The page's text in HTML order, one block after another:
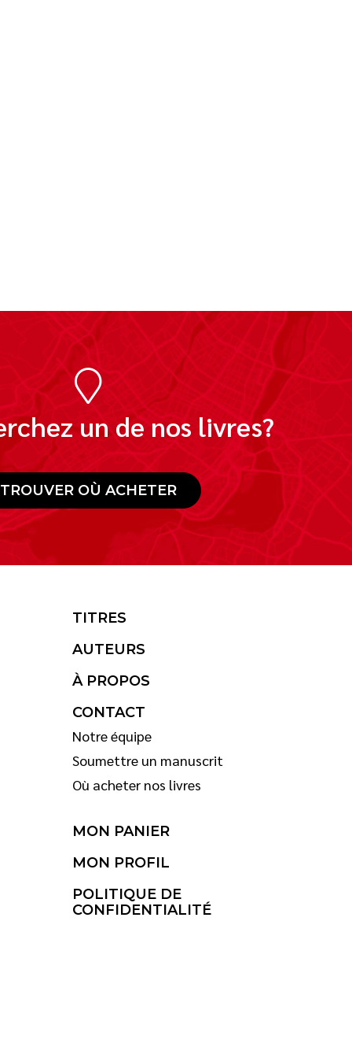
un de nos livres?
TROUVER OÙ ACHETER
TITRES
AUTEURS
À PROPOS
CONTACT
Notre équipe
Soumettre un manuscrit
Où acheter nos livres
MON PANIER
MON PROFIL
POLITIQUE DE
CONFIDENTIALITÉ